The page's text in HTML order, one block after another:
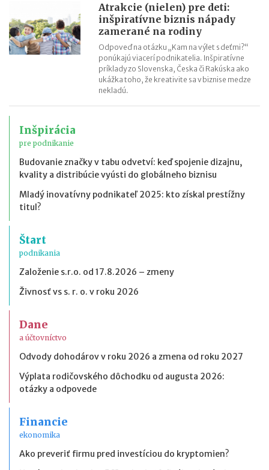
Atrakcie (nielen) pre deti:
inšpiratívne biznis nápady
zamerané na rodiny
Odpoveď na otázku „Kam na výlet s deťmi?“
ponúkajú viacerí podnikatelia. Inšpiratívne
príklady zo Slovenska, Česka či Rakúska ako
ukážka toho, že kreativite sa v biznise medze
nekladú.
Inšpirácia
pre podnikanie
Budovanie značky v tabu odvetví: keď spojenie dizajnu,
kvality a distribúcie vyústi do globálneho biznisu
Mladý inovatívny podnikateľ 2025: kto získal prestížny
titul?
Štart
podnikania
Založenie s.r.o. od 17.8.2026 – zmeny
Živnosť vs s. r. o. v roku 2026
Dane
a účtovníctvo
Odvody dohodárov v roku 2026 a zmena od roku 2027
Výplata rodičovského dôchodku od augusta 2026:
otázky a odpovede
Financie
ekonomika
Ako preveriť firmu pred investíciou do kryptomien?